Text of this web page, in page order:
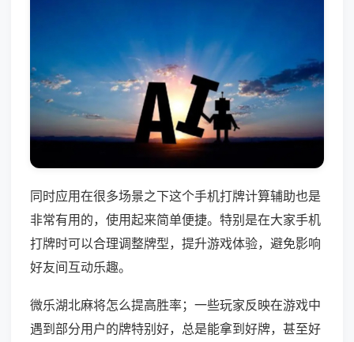
同时应用在很多场景之下这个手机打牌计算辅助也是
非常有用的，使用起来简单便捷。特别是在大家手机
打牌时可以合理调整牌型，提升游戏体验，避免影响
好友间互动乐趣。
微乐湖北麻将怎么提高胜率；一些玩家反映在游戏中
遇到部分用户的牌特别好，总是能拿到好牌，甚至好